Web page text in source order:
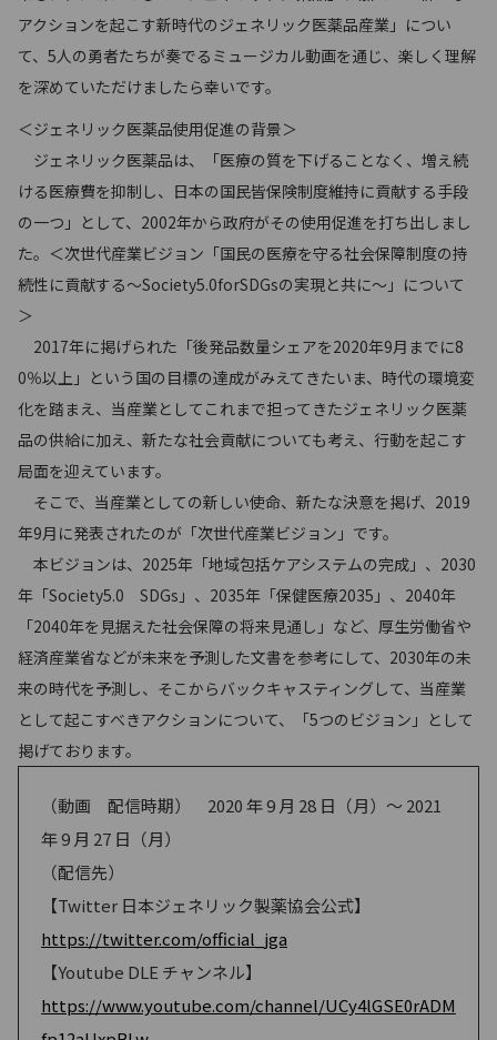
アクションを起こす新時代のジェネリック医薬品産業」につい
て、5人の勇者たちが奏でるミュージカル動画を通じ、楽しく理解
を深めていただけましたら幸いです。
＜ジェネリック医薬品使用促進の背景＞
ジェネリック医薬品は、「医療の質を下げることなく、増え続
ける医療費を抑制し、日本の国民皆保険制度維持に貢献する手段
の一つ」として、2002年から政府がその使用促進を打ち出しまし
た。＜次世代産業ビジョン「国民の医療を守る社会保障制度の持
続性に貢献する～Society5.0forSDGsの実現と共に～」について
＞
2017年に掲げられた「後発品数量シェアを2020年9月までに8
0％以上」という国の目標の達成がみえてきたいま、時代の環境変
化を踏まえ、当産業としてこれまで担ってきたジェネリック医薬
品の供給に加え、新たな社会貢献についても考え、行動を起こす
局面を迎えています。
そこで、当産業としての新しい使命、新たな決意を掲げ、2019
年9月に発表されたのが「次世代産業ビジョン」です。
本ビジョンは、2025年「地域包括ケアシステムの完成」、2030
年「Society5.0 SDGs」、2035年「保健医療2035」、2040年
「2040年を見据えた社会保障の将来見通し」など、厚生労働省や
経済産業省などが未来を予測した文書を参考にして、2030年の未
来の時代を予測し、そこからバックキャスティングして、当産業
として起こすべきアクションについて、「5つのビジョン」として
掲げております。
（動画 配信時期） 2020 年 9 月 28 日（月）～ 2021
年 9 月 27 日（月）
（配信先）
【Twitter 日本ジェネリック製薬協会公式】
https://twitter.com/ofﬁcial_jga
【Youtube DLE チャンネル】
https://www.youtube.com/channel/UCy4lGSE0rADM